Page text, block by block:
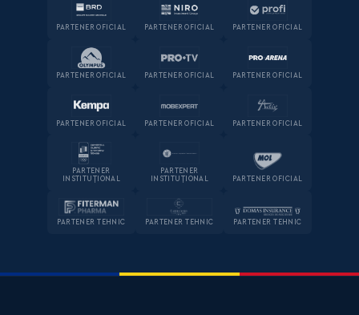
PARTENER OFICIAL PARTENER OFICIAL PARTENER OFICIAL
PARTENER OFICIAL PARTENER OFICIAL PARTENER OFICIAL
PARTENER OFICIAL PARTENER OFICIAL PARTENER OFICIAL
PARTENER
INSTITUȚIONAL
PARTENER
INSTITUȚIONAL
PARTENER OFICIAL
PARTENER TEHNIC PARTENER TEHNIC PARTENER TEHNIC